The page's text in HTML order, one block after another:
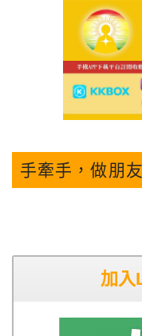
手牽手，做朋友
加入